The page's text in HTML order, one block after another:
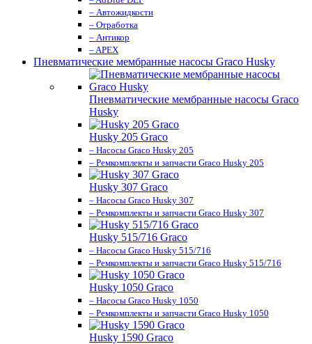
– Автожидкости
– Отработка
– Антикор
– APEX
Пневматические мембранные насосы Graco Husky
Пневматические мембранные насосы Graco
Husky
Husky 205 Graco
– Насосы Graco Husky 205
– Ремкомплекты и запчасти Graco Husky 205
Husky 307 Graco
– Насосы Graco Husky 307
– Ремкомплекты и запчасти Graco Husky 307
Husky 515/716 Graco
– Насосы Graco Husky 515/716
– Ремкомплекты и запчасти Graco Husky 515/716
Husky 1050 Graco
– Насосы Graco Husky 1050
– Ремкомплекты и запчасти Graco Husky 1050
Husky 1590 Graco